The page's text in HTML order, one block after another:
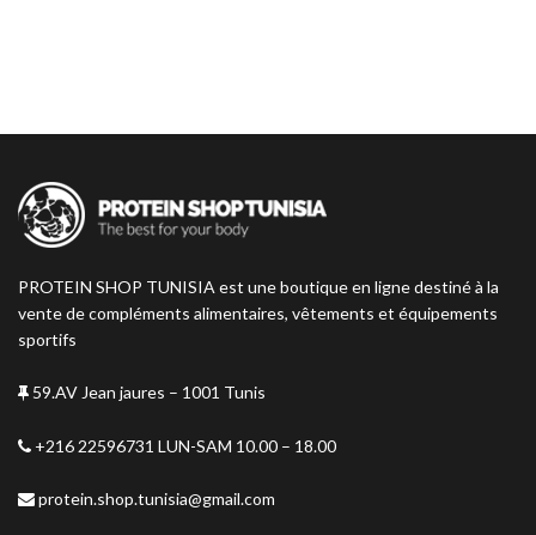
PROTEIN SHOP TUNISIA est une boutique en ligne destiné à la
vente de compléments alimentaires, vêtements et équipements
sportifs
59.AV Jean jaures – 1001 Tunis
+216 22596731 LUN-SAM 10.00 – 18.00
protein.shop.tunisia@gmail.com